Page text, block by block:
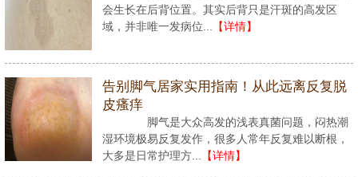
会生长在后背位置。其实后背只是汗斑的高发区
域，并非唯一发病位...
【详情】
告别脚气居家实用指南！从此远离反复脱
皮瘙痒
脚气是大众高发的浅表真菌问题，闷热潮
湿环境极易反复发作，很多人常年反复难以断根，
大多是日常护理方...
【详情】